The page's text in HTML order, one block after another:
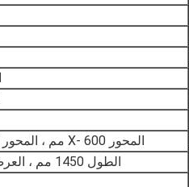
المحور X- 600 مم ، المحور Y- 900 مم ، المحور Z- 200 مم
الطول 1450 مم ، العرض 1580 مم ، الارتفاع 1780 مم